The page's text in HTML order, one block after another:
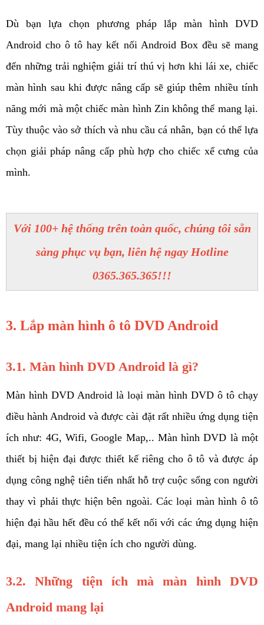
Dù bạn lựa chọn phương pháp lắp màn hình DVD
Android cho ô tô hay kết nối Android Box đều sẽ mang
đến những trải nghiệm giải trí thú vị hơn khi lái xe, chiếc
màn hình sau khi được nâng cấp sẽ giúp thêm nhiều tính
năng mới mà một chiếc màn hình Zin không thể mang lại.
Tùy thuộc vào sở thích và nhu cầu cá nhân, bạn có thể lựa
chọn giải pháp nâng cấp phù hợp cho chiếc xế cưng của
mình.
Với 100+ hệ thống trên toàn quốc, chúng tôi sẵn
sàng phục vụ bạn, liên hệ ngay Hotline
0365.365.365!!!
3. Lắp màn hình ô tô DVD Android
3.1. Màn hình DVD Android là gì?
Màn hình DVD Android là loại màn hình DVD ô tô chạy
điều hành Android và được cài đặt rất nhiều ứng dụng tiện
ích như: 4G, Wifi, Google Map,.. Màn hình DVD là một
thiết bị hiện đại được thiết kế riêng cho ô tô và được áp
dụng công nghệ tiên tiến nhất hỗ trợ cuộc sống con người
thay vì phải thực hiện bên ngoài. Các loại màn hình ô tô
hiện đại hầu hết đều có thể kết nối với các ứng dụng hiện
đại, mang lại nhiều tiện ích cho người dùng.
3.2. Những tiện ích mà màn hình DVD
Android mang lại